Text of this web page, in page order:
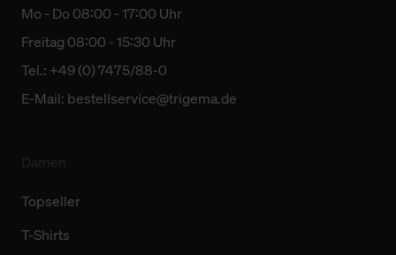
Mo - Do 08:00 - 17:00 Uhr
Freitag 08:00 - 15:30 Uhr
Tel.: +49 (0) 7475/88-0
E-Mail: bestellservice@trigema.de
Topseller
T-Shirts